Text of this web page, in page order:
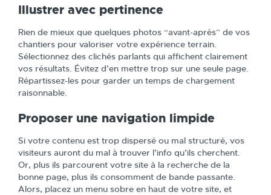
Illustrer avec pertinence
Rien de mieux que quelques photos “avant-après” de vos
chantiers pour valoriser votre expérience terrain.
Sélectionnez des clichés parlants qui affichent clairement
vos résultats. Évitez d’en mettre trop sur une seule page.
Répartissez-les pour garder un temps de chargement
raisonnable.
Proposer une navigation limpide
Si votre contenu est trop dispersé ou mal structuré, vos
visiteurs auront du mal à trouver l’info qu’ils cherchent.
Or, plus ils parcourent votre site à la recherche de la
bonne page, plus ils consomment de bande passante.
Alors, placez un menu sobre en haut de votre site, et